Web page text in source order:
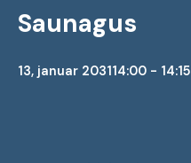
Saunagus
13, januar 203114:00 - 14:15